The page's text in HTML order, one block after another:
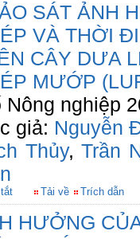
SÁT ẢNH
VÀ THỜI
CÂY DƯA
MƯỚP
Nông nghiệp
giả: Nguyễn
Thủy,Trần
Tải về Trích dẫn
HƯỞNG